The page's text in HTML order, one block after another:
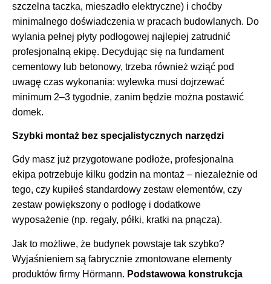
szczelna taczka, mieszadło elektryczne) i choćby
minimalnego doświadczenia w pracach budowlanych. Do
wylania pełnej płyty podłogowej najlepiej zatrudnić
profesjonalną ekipę. Decydując się na fundament
cementowy lub betonowy, trzeba również wziąć pod
uwagę czas wykonania: wylewka musi dojrzewać
minimum 2–3 tygodnie, zanim będzie można postawić
domek.
Szybki montaż bez specjalistycznych narzędzi
Gdy masz już przygotowane podłoże, profesjonalna
ekipa potrzebuje kilku godzin na montaż – niezależnie od
tego, czy kupiłeś standardowy zestaw elementów, czy
zestaw powiększony o podłogę i dodatkowe
wyposażenie (np. regały, półki, kratki na pnącza).
Jak to możliwe, że budynek powstaje tak szybko?
Wyjaśnieniem są fabrycznie zmontowane elementy
produktów firmy Hörmann. Podstawowa konstrukcja